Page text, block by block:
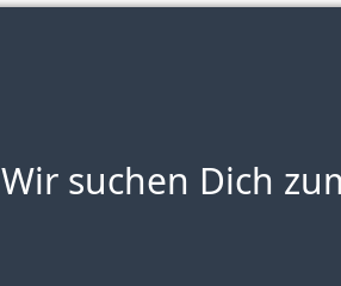
Wir suchen Dich